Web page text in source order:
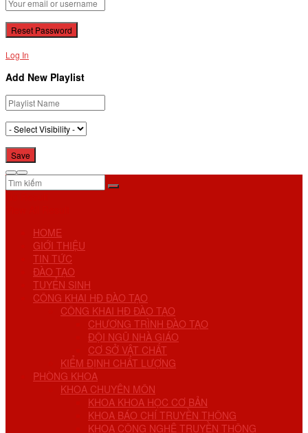
Log In
Add New Playlist
HOME
GIỚI THIỆU
TIN TỨC
ĐÀO TẠO
TUYỂN SINH
CÔNG KHAI HĐ ĐÀO TẠO
CÔNG KHAI HĐ ĐÀO TẠO
CHƯƠNG TRÌNH ĐÀO TẠO
ĐỘI NGŨ NHÀ GIÁO
CƠ SỞ VẬT CHẤT
KIỂM ĐỊNH CHẤT LƯỢNG
PHÒNG KHOA
KHOA CHUYÊN MÔN
KHOA KHOA HỌC CƠ BẢN
KHOA BÁO CHÍ TRUYỀN THÔNG
KHOA CÔNG NGHỆ TRUYỀN THÔNG